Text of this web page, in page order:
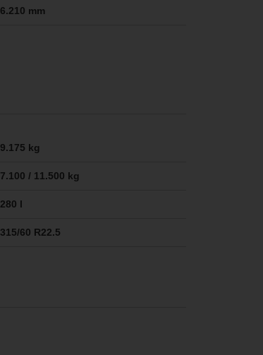
6.210 mm
9.175 kg
7.100 / 11.500 kg
280 l
315/60 R22.5